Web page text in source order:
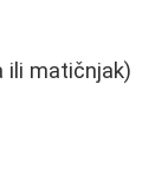
ili matičnjak)